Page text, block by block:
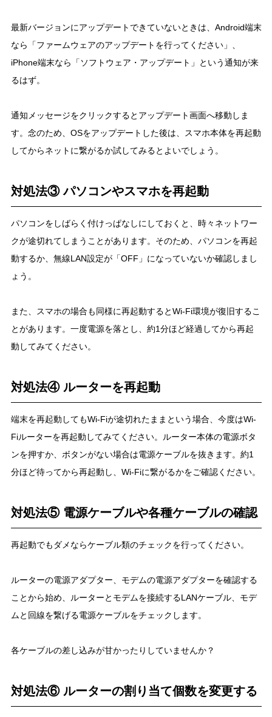
最新バージョンにアップデートできていないときは、Android端末
なら「ファームウェアのアップデートを行ってください」、
iPhone端末なら「ソフトウェア・アップデート」という通知が来
るはず。
通知メッセージをクリックするとアップデート画面へ移動しま
す。念のため、OSをアップデートした後は、スマホ本体を再起動
してからネットに繋がるか試してみるとよいでしょう。
対処法③ パソコンやスマホを再起動
パソコンをしばらく付けっぱなしにしておくと、時々ネットワー
クが途切れてしまうことがあります。そのため、パソコンを再起
動するか、無線LAN設定が「OFF」になっていないか確認しまし
ょう。
また、スマホの場合も同様に再起動するとWi-Fi環境が復旧するこ
とがあります。一度電源を落とし、約1分ほど経過してから再起
動してみてください。
対処法④ ルーターを再起動
端末を再起動してもWi-Fiが途切れたままという場合、今度はWi-
Fiルーターを再起動してみてください。ルーター本体の電源ボタ
ンを押すか、ボタンがない場合は電源ケーブルを抜きます。約1
分ほど待ってから再起動し、Wi-Fiに繋がるかをご確認ください。
対処法⑤ 電源ケーブルや各種ケーブルの確認
再起動でもダメならケーブル類のチェックを行ってください。
ルーターの電源アダプター、モデムの電源アダプターを確認する
ことから始め、ルーターとモデムを接続するLANケーブル、モデ
ムと回線を繋げる電源ケーブルをチェックします。
各ケーブルの差し込みが甘かったりしていませんか？
対処法⑥ ルーターの割り当て個数を変更する